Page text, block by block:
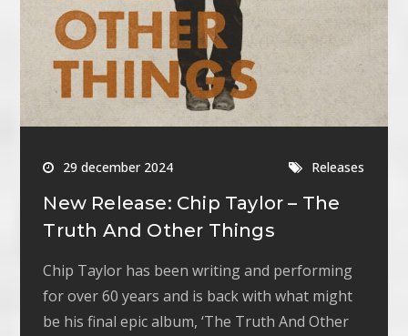
29 december 2024 Releases
New Release: Chip Taylor – The
Truth And Other Things
Chip Taylor has been writing and performing
for over 60 years and is back with what might
be his final epic album, ‘The Truth And Other